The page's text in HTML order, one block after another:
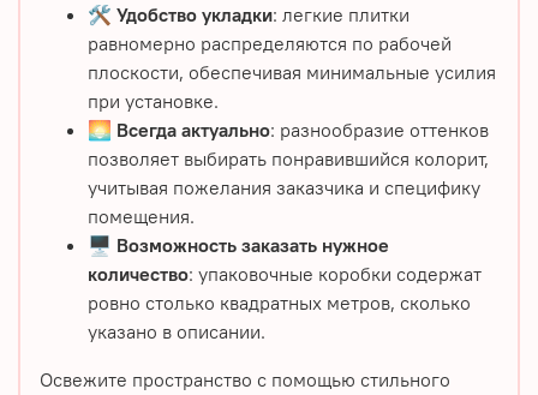
🛠️ Удобство укладки: легкие плитки
равномерно распределяются по рабочей
плоскости, обеспечивая минимальные усилия
при установке.
🌅 Всегда актуально: разнообразие оттенков
позволяет выбирать понравившийся колорит,
учитывая пожелания заказчика и специфику
помещения.
🖥️ Возможность заказать нужное
количество: упаковочные коробки содержат
ровно столько квадратных метров, сколько
указано в описании.
Освежите пространство с помощью стильного